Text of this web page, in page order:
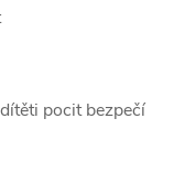
pocit bezpečí